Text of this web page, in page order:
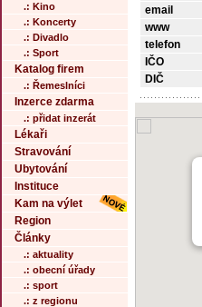
.: Kino
.: Koncerty
.: Divadlo
.: Sport
Katalog firem
.: Řemeslníci
Inzerce zdarma
.: přidat inzerát
Lékaři
Stravování
Ubytování
Instituce
Kam na výlet
Region
Články
.: aktuality
.: obecní úřady
.: sport
.: z regionu
email
www
telefon
IČO
DIČ